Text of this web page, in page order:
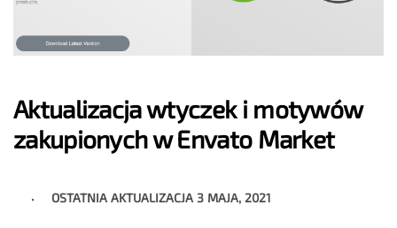
Aktualizacja wtyczek i motywów
zakupionych w Envato Market
OSTATNIA AKTUALIZACJA 3 MAJA, 2021